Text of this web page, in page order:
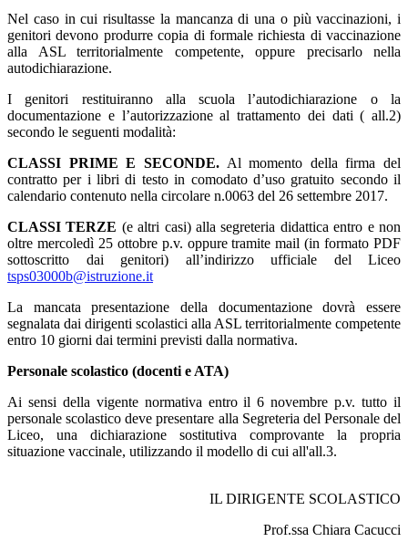
Nel caso in cui risultasse la mancanza di una o più vaccinazioni, i
genitori devono produrre copia di formale richiesta di vaccinazione
alla ASL territorialmente competente, oppure precisarlo nella
autodichiarazione.
I genitori restituiranno alla scuola l’autodichiarazione o la
documentazione e l’autorizzazione al trattamento dei dati ( all.2)
secondo le seguenti modalità:
CLASSI PRIME E SECONDE.Al momento della firma del
contratto per i libri di testo in comodato d’uso gratuito secondo il
calendario contenuto nella circolare n.0063 del 26 settembre 2017.
CLASSI TERZE (e altri casi) alla segreteria didattica entro e non
oltre mercoledì 25 ottobre p.v. oppure tramite mail (in formato PDF
sottoscritto dai genitori) all’indirizzo ufficiale del Liceo
tsps03000b@istruzione.it
La mancata presentazione della documentazione dovrà essere
segnalata dai dirigenti scolastici alla ASL territorialmente competente
entro 10 giorni dai termini previsti dalla normativa.
Personale scolastico (docenti e ATA)
Ai sensi della vigente normativa entro il 6 novembre p.v. tutto il
personale scolastico deve presentare alla Segreteria del Personale del
Liceo, una dichiarazione sostitutiva comprovante la propria
situazione vaccinale, utilizzando il modello di cui all'all.3.
IL DIRIGENTE SCOLASTICO
Prof.ssa Chiara Cacucci